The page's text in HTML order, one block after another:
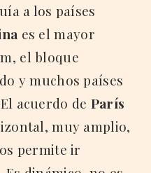
a los países
es el mayor
el bloque
y muchos países
acuerdo de París
muy amplio,
permite ir